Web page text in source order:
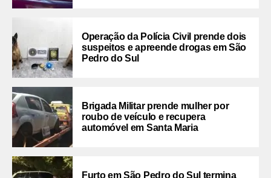
Operação da Polícia Civil prende dois
suspeitos e apreende drogas em São
Pedro do Sul
Brigada Militar prende mulher por
roubo de veículo e recupera
automóvel em Santa Maria
Furto em São Pedro do Sul termina